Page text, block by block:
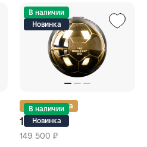
В наличии
Новинка
Золотая карта
В наличии
Новинка
146 500 ₽
149 500 ₽